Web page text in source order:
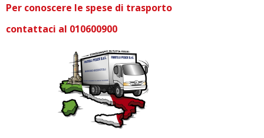
Per conoscere le spese di trasporto
contattaci al 010600900